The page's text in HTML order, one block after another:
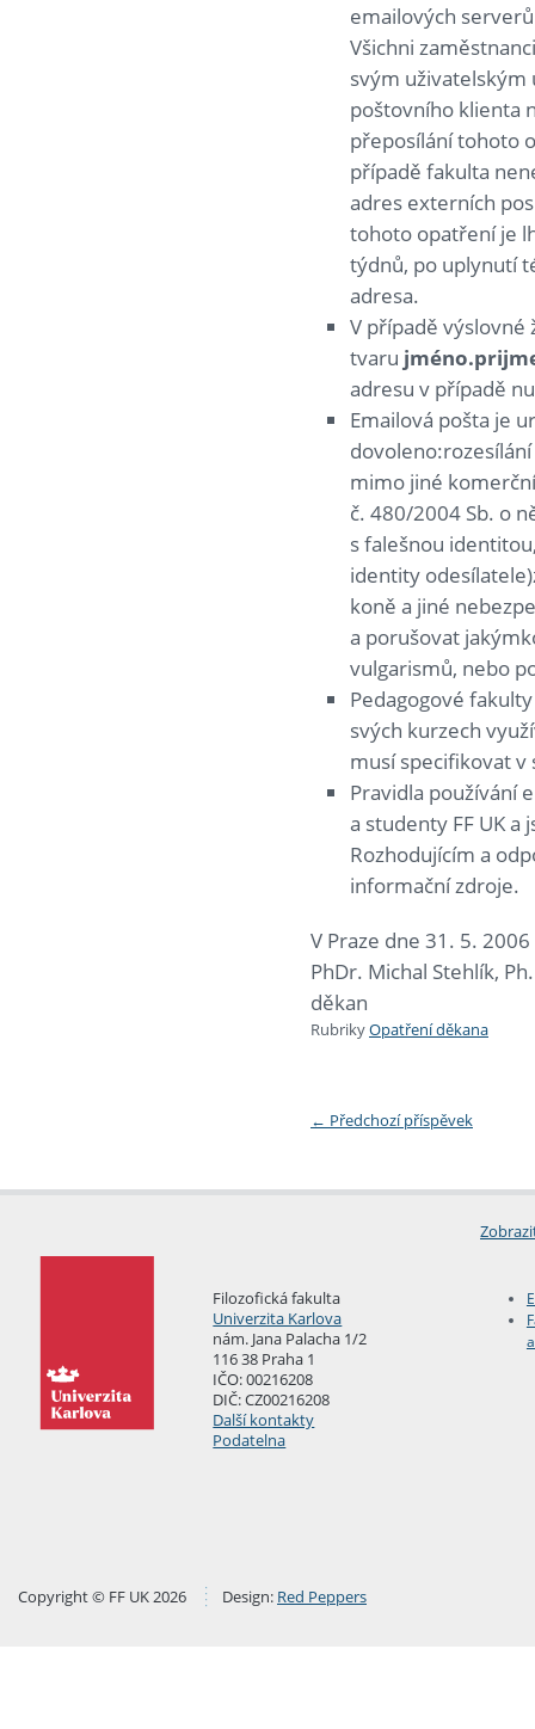
emailových
Všichni
svým
poštovního klienta
přeposílání tohoto
případě fakulta
adres externích
tohoto opatření je
týdnů, po uplynutí
adresa.
V případě
tvaru
adresu v případě
Emailová pošta je
mimo jiné
č. 480/2004 Sb. o
s falešnou
identity
koně a jiné
a porušovat
vulgarismů, nebo
Pedagogové
svých kurzech
musí specifikovat v
Pravidla používání
a studenty FF UK
Rozhodujícím a
informační zdroje.
V Praze dne 31. 5. 2006
PhDr. Michal Stehlík,
děkan
RubrikyOpatření děkana
← Předchozí příspěvek
Filozofická fakulta
Univerzita Karlova
nám. Jana Palacha 1/2
116 38 Praha 1
IČO: 00216208
DIČ: CZ00216208
Další kontakty
Podatelna
Copyright © FF UK 2026 Design: Red Peppers